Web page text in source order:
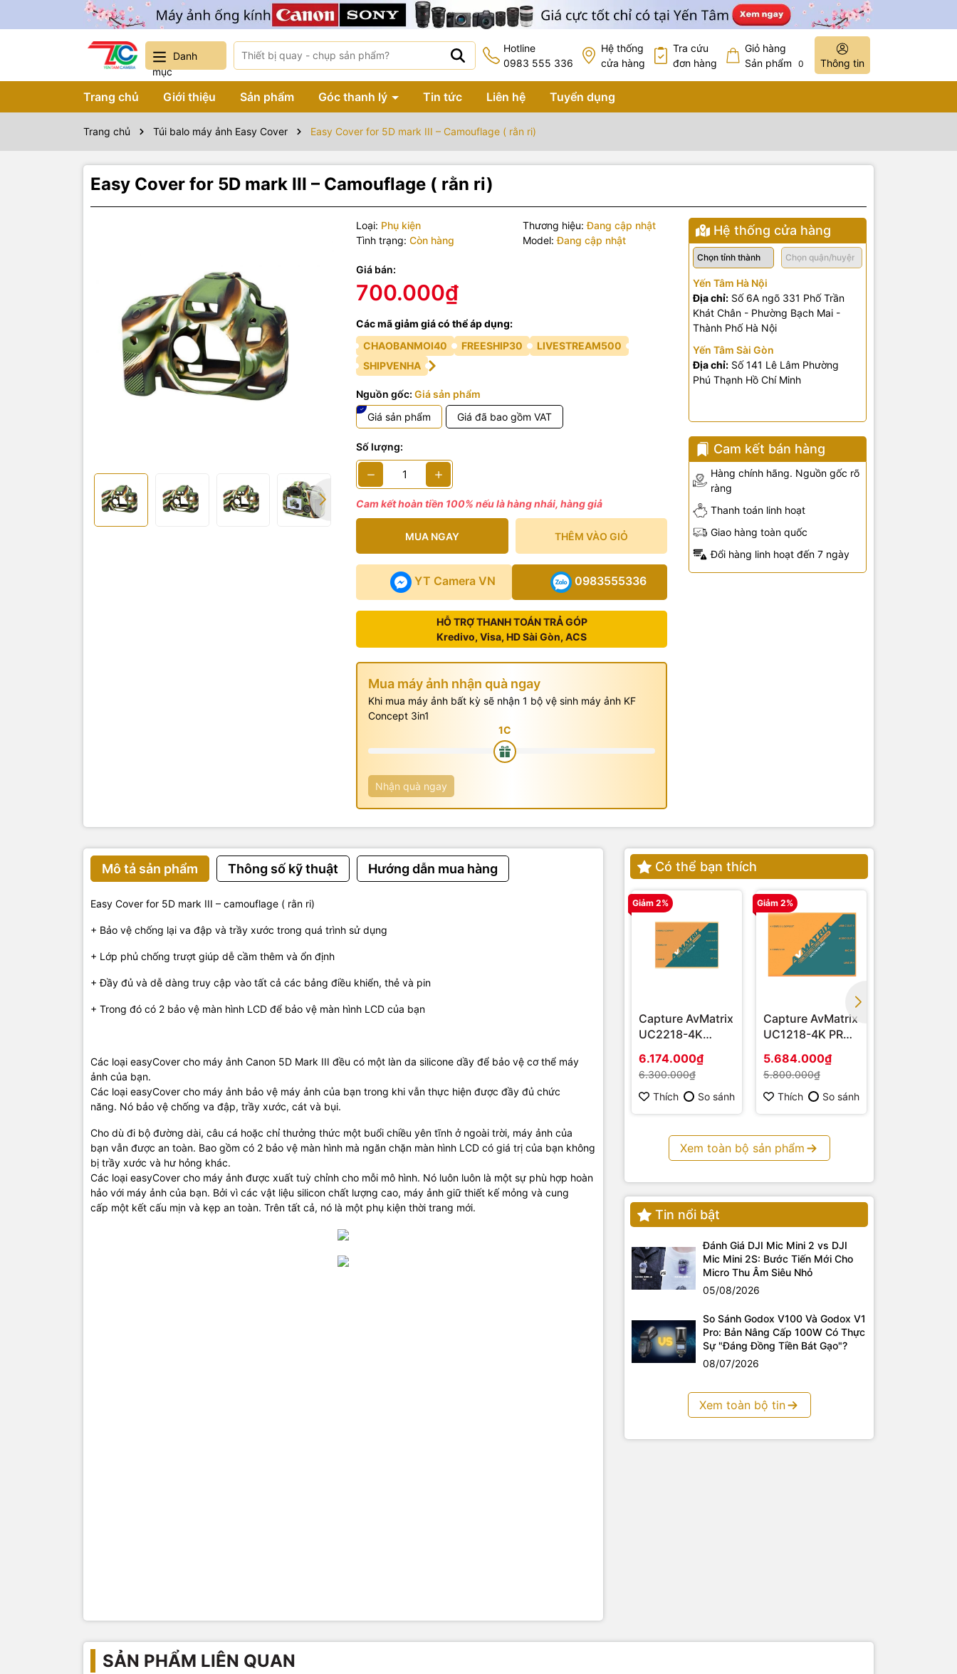
Danh
mục
Hotline
0983 555 336
Hệ thống
cửa hàng
Tra cứu
đơn hàng
Giỏ hàng
Sản phẩm
0 Thông tin
Trang chủ Giới thiệu Sản phẩm Góc thanh lý Tin tức Liên hệ Tuyển dụng
Trang chủ Túi balo máy ảnh Easy Cover Easy Cover for 5D mark III – Camouflage ( rằn ri)
Easy Cover for 5D mark III – Camouflage ( rằn ri)
Loại: Phụ kiện Thương hiệu: Đang cập nhật
Tình trạng: Còn hàng Model: Đang cập nhật
Giá bán:
700.000₫
Các mã giảm giá có thể áp dụng:
CHAOBANMOI40
FREESHIP30
LIVESTREAM500
SHIPVENHA
Nguồn gốc:Giá sản phẩm
Giá sản phẩm
Giá đã bao gồm VAT
Số lượng:
Cam kết hoàn tiền 100% nếu là hàng nhái, hàng giả
MUA NGAY THÊM VÀO GIỎ
YT Camera VN 0983555336
HỖ TRỢ THANH TOÁN TRẢ GÓP
Kredivo, Visa, HD Sài Gòn, ACS
Mua máy ảnh nhận quà ngay
Khi mua máy ảnh bất kỳ sẽ nhận 1 bộ vệ sinh máy ảnh KF
Concept 3in1
Nhận quà ngay
Hệ thống cửa hàng
Yến Tâm Hà Nội
Địa chỉ:Số 6A ngõ 331 Phố Trần
Khát Chân - Phường Bạch Mai -
Thành Phố Hà Nội
Yến Tâm Sài Gòn
Địa chỉ:Số 141 Lê Lâm Phường
Phú Thạnh Hồ Chí Minh
Cam kết bán hàng
Hàng chính hãng. Nguồn gốc rõ
ràng
Thanh toán linh hoạt
Giao hàng toàn quốc
Đổi hàng linh hoạt đến 7 ngày
Mô tả sản phẩm Thông số kỹ thuật Hướng dẫn mua hàng
Easy Cover for 5D mark III – camouflage ( rằn ri)
+ Bảo vệ chống lại va đập và trầy xước trong quá trình sử dụng
+ Lớp phủ chống trượt giúp dễ cầm thêm và ổn định
+ Đầy đủ và dễ dàng truy cập vào tất cả các bảng điều khiển, thẻ và pin
+ Trong đó có 2 bảo vệ màn hình LCD để bảo vệ màn hình LCD của bạn
Các loại easyCover cho máy ảnh Canon 5D Mark III đều có một làn da silicone dầy để bảo vệ cơ thể máy
ảnh của bạn.
Các loại easyCover cho máy ảnh bảo vệ máy ảnh của bạn trong khi vẫn thực hiện được đầy đủ chức
năng. Nó bảo vệ chống va đập, trầy xước, cát và bụi.
Cho dù đi bộ đường dài, câu cá hoặc chỉ thưởng thức một buổi chiều yên tĩnh ở ngoài trời, máy ảnh của
bạn vẫn được an toàn. Bao gồm có 2 bảo vệ màn hình mà ngăn chặn màn hình LCD có giá trị của bạn không
bị trầy xước và hư hỏng khác.
Các loại easyCover cho máy ảnh được xuất tuỳ chỉnh cho mỗi mô hình. Nó luôn luôn là một sự phù hợp hoàn
hảo với máy ảnh của bạn. Bởi vì các vật liệu silicon chất lượng cao, máy ảnh giữ thiết kế mỏng và cung
cấp một kết cấu mịn và kẹp an toàn. Trên tất cả, nó là một phụ kiện thời trang mới.
Có thể bạn thích
Giảm 2%
Capture AvMatrix
UC2218-4K
6.174.000₫
6.300.000₫
Thích
So sánh
Giảm 2%
Capture AvMatrix
UC1218-4K PRO -
5.684.000₫
5.800.000₫
Thích
So sánh
Xem toàn bộ sản phẩm
Tin nổi bật
Đánh Giá DJI Mic Mini 2 vs DJI
Mic Mini 2S: Bước Tiến Mới Cho
Micro Thu Âm Siêu Nhỏ
05/08/2026
So Sánh Godox V100 Và Godox V1
Pro: Bản Nâng Cấp 100W Có Thực
Sự "Đáng Đồng Tiền Bát Gạo"?
08/07/2026
Xem toàn bộ tin
SẢN PHẨM LIÊN QUAN
Sản phẩm bao gồm